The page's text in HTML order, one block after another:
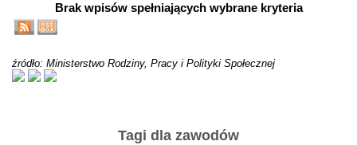
Brak wpisów spełniających wybrane kryteria
źródło: Ministerstwo Rodziny, Pracy i Polityki Społecznej
Tagi dla zawodów